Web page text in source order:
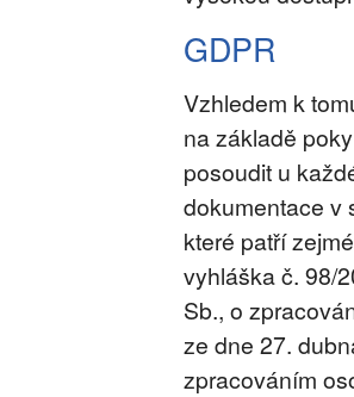
GDPR
Vzhledem k
na základě
posoudit u
dokumentace v
které patří
vyhláška č. 98/
Sb., o
ze dne 27.
zpracováním